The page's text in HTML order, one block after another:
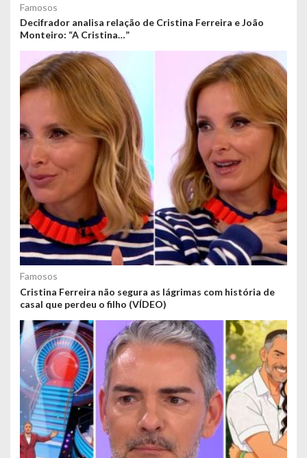
Famosos
Decifrador analisa relação de Cristina Ferreira e João
Monteiro: “A Cristina…”
Famosos
Cristina Ferreira não segura as lágrimas com história de
casal que perdeu o filho (VÍDEO)